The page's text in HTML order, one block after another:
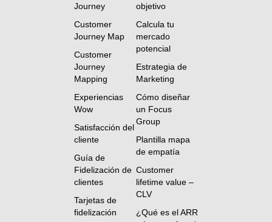
Journey
Customer
Journey Map
Customer
Journey
Mapping
Experiencias
Wow
Satisfacción del
cliente
Guía de
Fidelización de
clientes
Tarjetas de
fidelización
objetivo
Calcula tu
mercado
potencial
Estrategia de
Marketing
Cómo diseñar
un Focus
Group
Plantilla mapa
de empatía
Customer
lifetime value –
CLV
¿Qué es el ARR